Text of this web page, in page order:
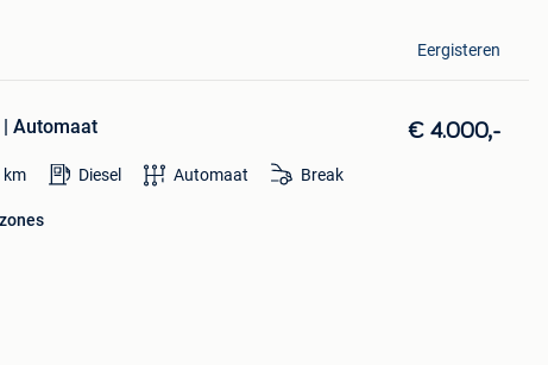
Eergisteren
| Automaat € 4.000,-
km Diesel Automaat Break